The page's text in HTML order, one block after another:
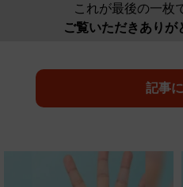
これが最後の一枚
ご覧いただきありが
記事